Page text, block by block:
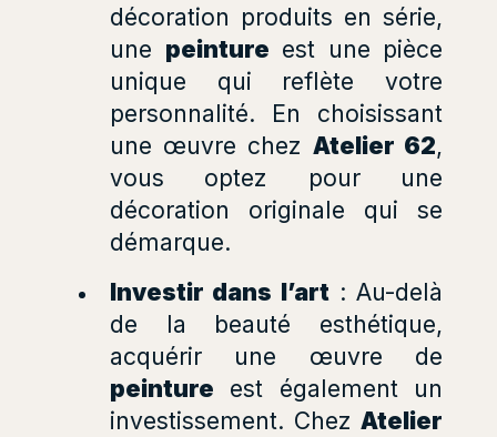
décoration produits en série,
une peinture est une pièce
unique qui reflète votre
personnalité. En choisissant
une œuvre chez Atelier 62,
vous optez pour une
décoration originale qui se
démarque.
Investir dans l’art: Au-delà
de la beauté esthétique,
acquérir une œuvre de
peinture est également un
investissement. Chez Atelier